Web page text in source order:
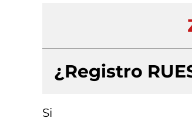
¿Registro
Si